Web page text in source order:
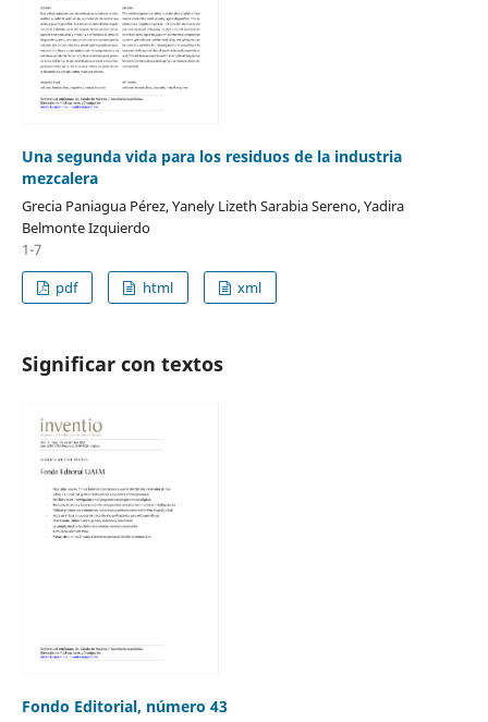
Una segunda vida para los residuos de la industria
mezcalera
Grecia Paniagua Pérez, Yanely Lizeth Sarabia Sereno, Yadira
Belmonte Izquierdo
1-7
pdf
html xml
Significar con textos
Fondo Editorial, número 43